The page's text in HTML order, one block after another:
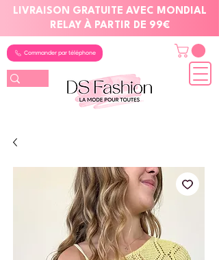
LIVRAISON GRATUITE AVEC MONDIAL
RELAY À PARTIR DE 99€
Commander par téléphone